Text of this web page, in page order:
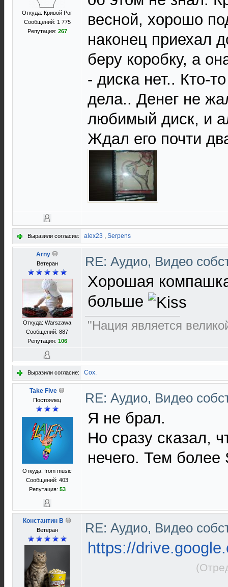
Откуда: Кривой Рог
Сообщений: 1 775
Репутация: 267
весной, хорошо
наконец приехал
беру коробку, а
- диска нет.. Кто-
дела.. Денег не
любимый диск, и
Ждал его почти
Выразили согласие: alex23 , Serpens
Arny
Ветеран
Откуда: Warszawa
Сообщений: 887
Репутация: 106
RE: Аудио, Видео
Хорошая
больше
"Нация является
Выразили согласие: Cox.
Take Five
Постоялец
Откуда: from music
Сообщений: 403
Репутация: 53
RE: Аудио, Видео
Я не брал.
Но сразу сказал,
нечего. Тем более
Константин В
Ветеран RE: Аудио, Видео
https://